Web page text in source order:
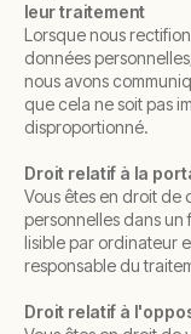
leur traitement
Lorsque nous
données
nous avons
que cela ne soit pas
disproportionné.
Droit relatif à la
Vous êtes en droit de
personnelles dans un
lisible par ordinateur
responsable du
Droit relatif à